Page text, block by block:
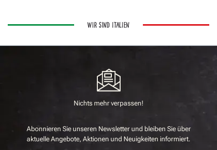
WIR SIND ITALIEN
Nichts mehr verpassen!
Abonnieren Sie unseren Newsletter und bleiben Sie über
aktuelle Angebote, Aktionen und Neuigkeiten informiert.